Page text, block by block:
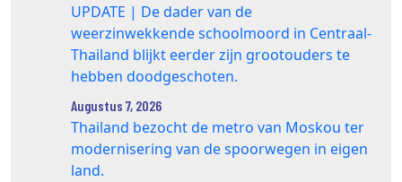
UPDATE | De dader van de
weerzinwekkende schoolmoord in Centraal-
Thailand blijkt eerder zijn grootouders te
hebben doodgeschoten.
Augustus 7, 2026
Thailand bezocht de metro van Moskou ter
modernisering van de spoorwegen in eigen
land.